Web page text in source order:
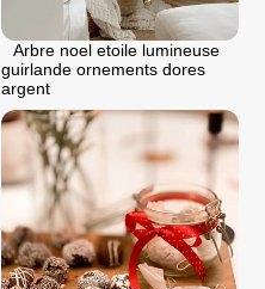
Arbre noel etoile lumineuse
guirlande ornements dores
argent